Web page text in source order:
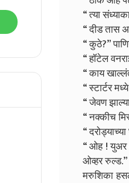
“ त्या
“ दीड तास
“ कुठे?”
“ हॉटेल
“ काय
“ स्टार्टर
“ जेवण
“ नक्कीच
“
“ ओह ! युअर
ओव्हर रुल्ड.”
मरुशिका